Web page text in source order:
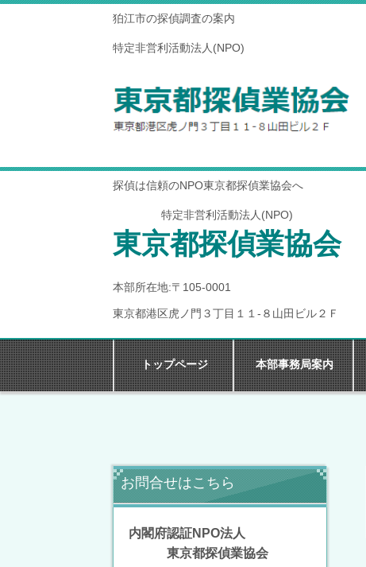
狛江市の探偵調査の案内
特定非営利活動法人(NPO)
探偵は信頼のNPO東京都探偵業協会へ
特定非営利活動法人(NPO)
東京都探偵業協会
本部所在地:〒105-0001
東京都港区虎ノ門３丁目１１-８山田ビル２Ｆ
トップページ 本部事務局案内
お問合せはこちら
内閣府認証NPO法人
東京都探偵業協会